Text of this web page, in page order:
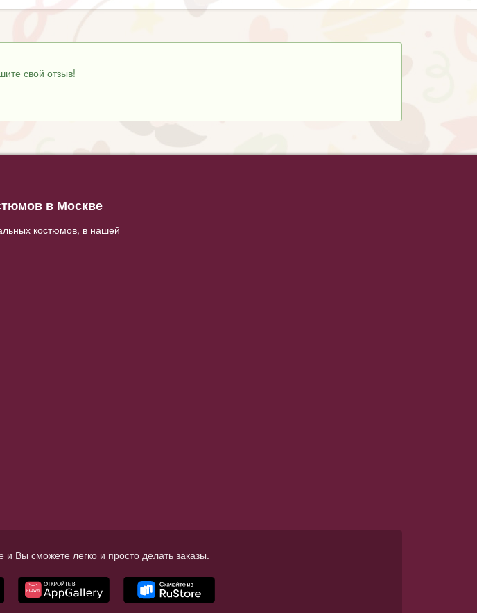
свой отзыв!
в Москве
костюмов, в нашей
Вы сможете легко и просто делать заказы.